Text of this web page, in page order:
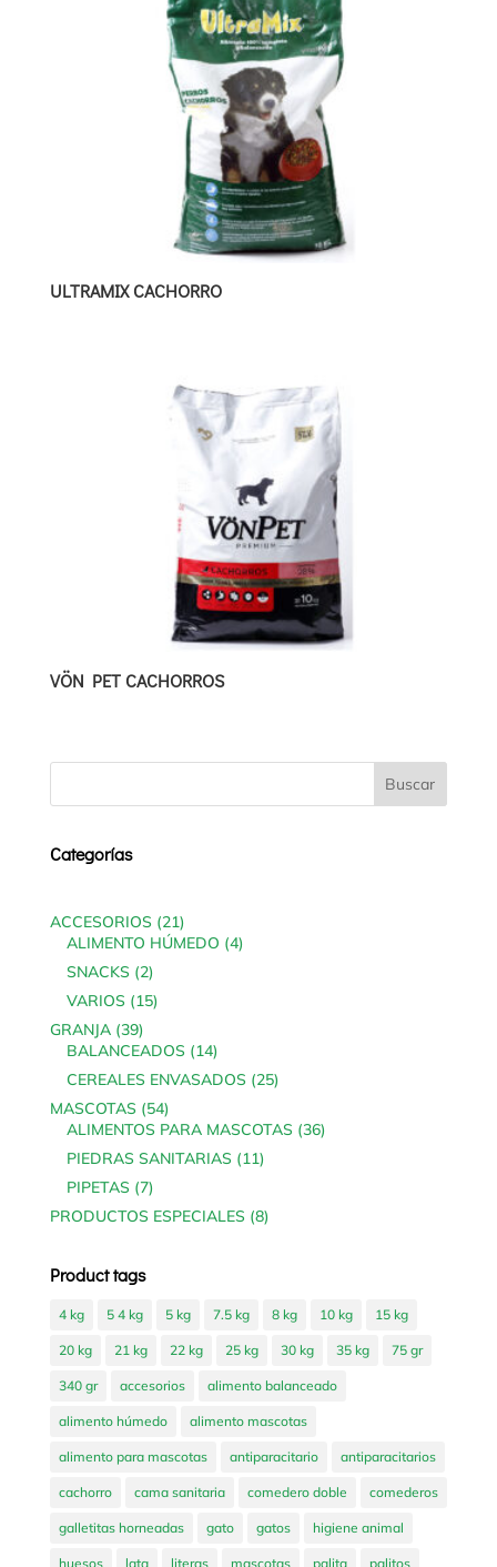
ULTRAMIX CACHORRO
VÖN PET CACHORROS
Categorías
ACCESORIOS 2121
products
ALIMENTO HÚMEDO 44
SNACKS 22
products
VARIOS 1515
GRANJA 3939
products
BALANCEADOS 1414
products
CEREALES ENVASADOS 2525
MASCOTAS 5454
products
ALIMENTOS PARA MASCOTAS 3636
PIEDRAS SANITARIAS 1111
PIPETAS 77
products
PRODUCTOS ESPECIALES 88
Product tags
4 kg 5 4 kg 5 kg 7.5 kg 8 kg 10 kg 15 kg
20 kg 21 kg 22 kg 25 kg 30 kg 35 kg 75 gr
340 gr accesorios alimento balanceado
alimento húmedo alimento mascotas
alimento para mascotas antiparacitario antiparacitarios
cachorro cama sanitaria comedero doble comederos
galletitas horneadas gato gatos higiene animal
huesos lata literas mascotas palita palitos